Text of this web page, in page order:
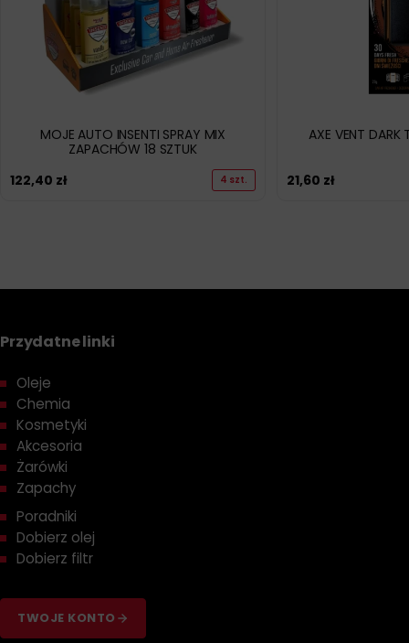
MOJE AUTO INSENTI SPRAY MIX
ZAPACHÓW 18 SZTUK
122,40 zł 4 szt.
AXE VENT
21,60 zł
Przydatne linki
Oleje
Chemia
Kosmetyki
Akcesoria
Żarówki
Zapachy
Poradniki
Dobierz olej
Dobierz filtr
TWOJE KONTO